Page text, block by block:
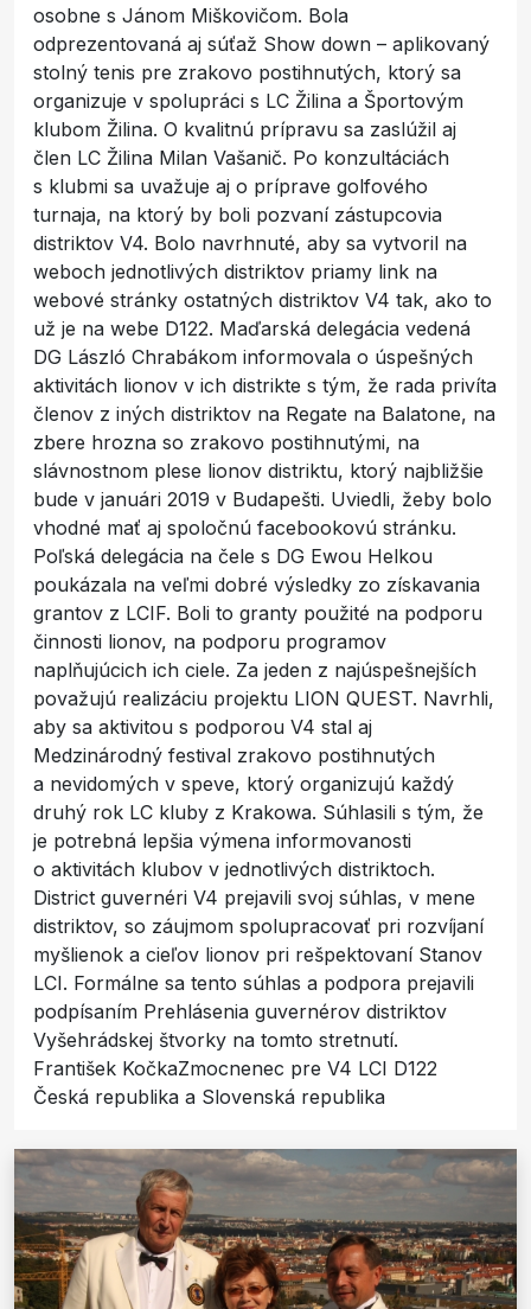
osobne s Jánom Miškovičom. Bola
odprezentovaná aj súťaž Show down – aplikovaný
stolný tenis pre zrakovo postihnutých, ktorý sa
organizuje v spolupráci s LC Žilina a Športovým
klubom Žilina. O kvalitnú prípravu sa zaslúžil aj
člen LC Žilina Milan Vašanič. Po konzultáciách
s klubmi sa uvažuje aj o príprave golfového
turnaja, na ktorý by boli pozvaní zástupcovia
distriktov V4. Bolo navrhnuté, aby sa vytvoril na
weboch jednotlivých distriktov priamy link na
webové stránky ostatných distriktov V4 tak, ako to
už je na webe D122. Maďarská delegácia vedená
DG László Chrabákom informovala o úspešných
aktivitách lionov v ich distrikte s tým, že rada privíta
členov z iných distriktov na Regate na Balatone, na
zbere hrozna so zrakovo postihnutými, na
slávnostnom plese lionov distriktu, ktorý najbližšie
bude v januári 2019 v Budapešti. Uviedli, žeby bolo
vhodné mať aj spoločnú facebookovú stránku.
Poľská delegácia na čele s DG Ewou Helkou
poukázala na veľmi dobré výsledky zo získavania
grantov z LCIF. Boli to granty použité na podporu
činnosti lionov, na podporu programov
naplňujúcich ich ciele. Za jeden z najúspešnejších
považujú realizáciu projektu LION QUEST. Navrhli,
aby sa aktivitou s podporou V4 stal aj
Medzinárodný festival zrakovo postihnutých
a nevidomých v speve, ktorý organizujú každý
druhý rok LC kluby z Krakowa. Súhlasili s tým, že
je potrebná lepšia výmena informovanosti
o aktivitách klubov v jednotlivých distriktoch.
District guvernéri V4 prejavili svoj súhlas, v mene
distriktov, so záujmom spolupracovať pri rozvíjaní
myšlienok a cieľov lionov pri rešpektovaní Stanov
LCI. Formálne sa tento súhlas a podpora prejavili
podpísaním Prehlásenia guvernérov distriktov
Vyšehrádskej štvorky na tomto stretnutí.
František KočkaZmocnenec pre V4 LCI D122
Česká republika a Slovenská republika